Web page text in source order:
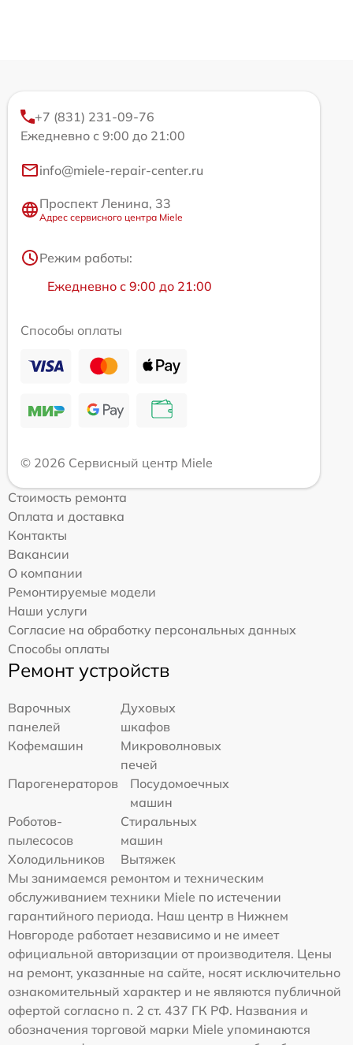
+7 (831) 231-09-76
Ежедневно с 9:00 до 21:00
info@miele-repair-center.ru
Проспект Ленина, 33
Адрес сервисного центра Miele
Режим работы:
Ежедневно с 9:00 до 21:00
Способы оплаты
© 2026 Сервисный центр Miele
Стоимость ремонта
Оплата и доставка
Контакты
Вакансии
О компании
Ремонтируемые модели
Наши услуги
Согласие на обработку персональных данных
Способы оплаты
Ремонт устройств
Варочных
панелей
Духовых
шкафов
Кофемашин
Микроволновых
печей
Парогенераторов
Посудомоечных
машин
Роботов-
пылесосов
Стиральных
машин
Холодильников
Вытяжек
Мы занимаемся ремонтом и техническим
обслуживанием техники Miele по истечении
гарантийного периода. Наш центр в Нижнем
Новгороде работает независимо и не имеет
официальной авторизации от производителя. Цены
на ремонт, указанные на сайте, носят исключительно
ознакомительный характер и не являются публичной
офертой согласно п. 2 ст. 437 ГК РФ. Названия и
обозначения торговой марки Miele упоминаются